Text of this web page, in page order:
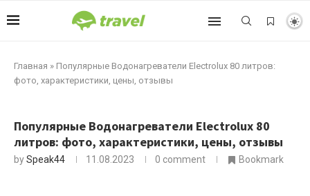
Главная » Популярные Водонагреватели Electrolux 80 литров:
фото, характеристики, цены, отзывы
Популярные Водонагреватели Electrolux 80
литров: фото, характеристики, цены, отзывы
bySpeak44 11.08.2023 0 comment Bookmark